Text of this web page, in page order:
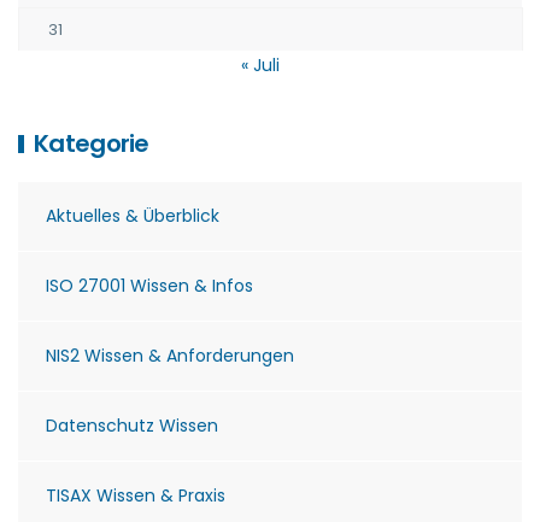
31
« Juli
Kategorie
Aktuelles & Überblick
ISO 27001 Wissen & Infos
NIS2 Wissen & Anforderungen
Datenschutz Wissen
TISAX Wissen & Praxis